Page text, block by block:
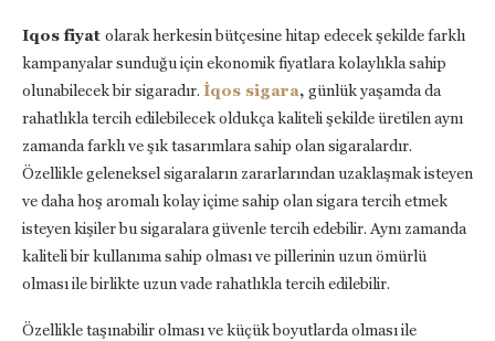
Iqos fiyat olarak herkesin bütçesine hitap edecek şekilde farklı
kampanyalar sunduğu için ekonomik fiyatlara kolaylıkla sahip
olunabilecek bir sigaradır. İqos sigara, günlük yaşamda da
rahatlıkla tercih edilebilecek oldukça kaliteli şekilde üretilen aynı
zamanda farklı ve şık tasarımlara sahip olan sigaralardır.
Özellikle geleneksel sigaraların zararlarından uzaklaşmak isteyen
ve daha hoş aromalı kolay içime sahip olan sigara tercih etmek
isteyen kişiler bu sigaralara güvenle tercih edebilir. Aynı zamanda
kaliteli bir kullanıma sahip olması ve pillerinin uzun ömürlü
olması ile birlikte uzun vade rahatlıkla tercih edilebilir.
Özellikle taşınabilir olması ve küçük boyutlarda olması ile